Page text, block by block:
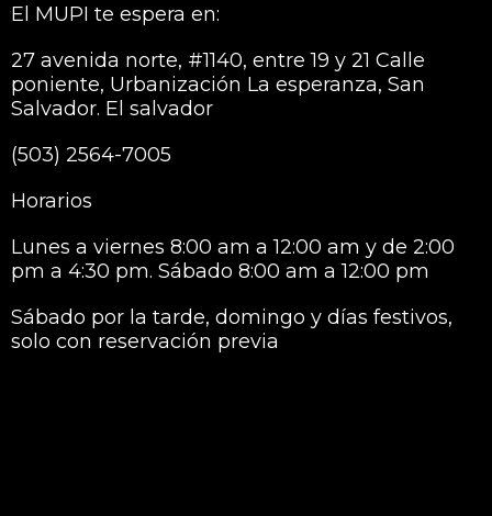
El MUPI te espera en:
27 avenida norte, #1140, entre 19 y 21 Calle
poniente, Urbanización La esperanza, San
Salvador. El salvador
(503) 2564-7005
Horarios
Lunes a viernes 8:00 am a 12:00 am y de 2:00
pm a 4:30 pm. Sábado 8:00 am a 12:00 pm
Sábado por la tarde, domingo y días festivos,
solo con reservación previa